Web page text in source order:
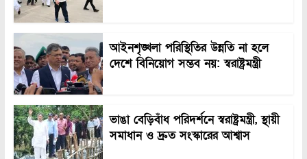
আইনশৃঙ্খলা পরিস্থিতির উন্নতি না হলে
দেশে বিনিয়োগ সম্ভব নয়: স্বরাষ্ট্রমন্ত্রী
ভাঙা বেড়িবাঁধ পরিদর্শনে স্বরাষ্ট্রমন্ত্রী, স্থায়ী
সমাধান ও দ্রুত সংস্কারের আশ্বাস